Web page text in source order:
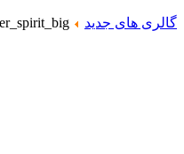
گالری های جدید